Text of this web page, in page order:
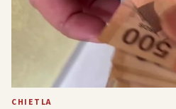
CHIETLA